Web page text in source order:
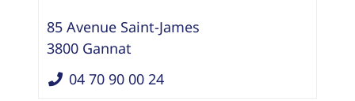
85 Avenue Saint-James
3800 Gannat
04 70 90 00 24